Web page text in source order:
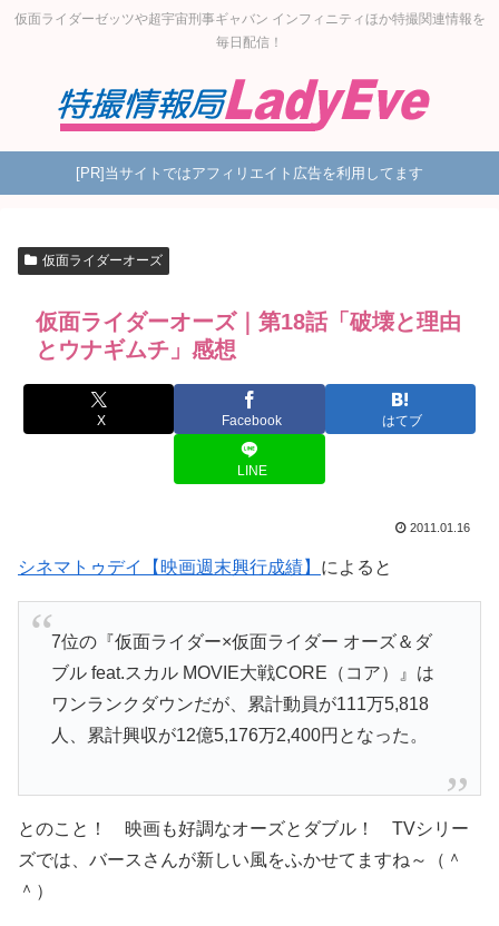
仮面ライダーゼッツや超宇宙刑事ギャバン インフィニティほか特撮関連情報を
毎日配信！
[PR]当サイトではアフィリエイト広告を利用してます
仮面ライダーオーズ
仮面ライダーオーズ｜第18話「破壊と理由
とウナギムチ」感想
X Facebook はてブ
LINE
2011.01.16
シネマトゥデイ【映画週末興行成績】 によると
7位の『仮面ライダー×仮面ライダー オーズ＆ダ
ブル feat.スカル MOVIE大戦CORE（コア）』は
ワンランクダウンだが、累計動員が111万5,818
人、累計興収が12億5,176万2,400円となった。
とのこと！ 映画も好調なオーズとダブル！ TVシリー
ズでは、バースさんが新しい風をふかせてますね～（＾
＾）